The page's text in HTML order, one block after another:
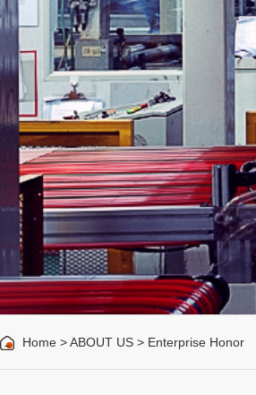
Home > ABOUT US > Enterprise Honor